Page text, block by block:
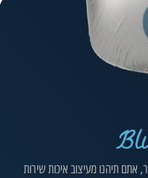
אתם תיהנו מעיצוב איכות שירות